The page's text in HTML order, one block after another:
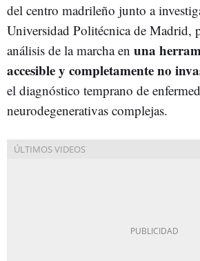
del centro madrileño junto a
Universidad Politécnica de Madrid,
análisis de la marcha en una
accesible y completamente no
el diagnóstico temprano de
neurodegenerativas complejas.